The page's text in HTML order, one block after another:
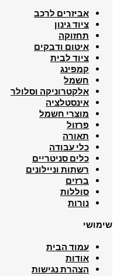
אביזרים לרכב
ציוד גינון
תחזוקה
איטום ודבקים
ציוד לבית
קמפינג
חשמל
אלקטרוניקה וסלולר
אינסטלציה
מוצרי חשמל
פרזול
תאורה
כלי עבודה
כלים סניטריים
רשתות וניילונים
ברזים
סוללות
נורות
שימושי
עמוד הבית
אודות
הצהרת נגישות